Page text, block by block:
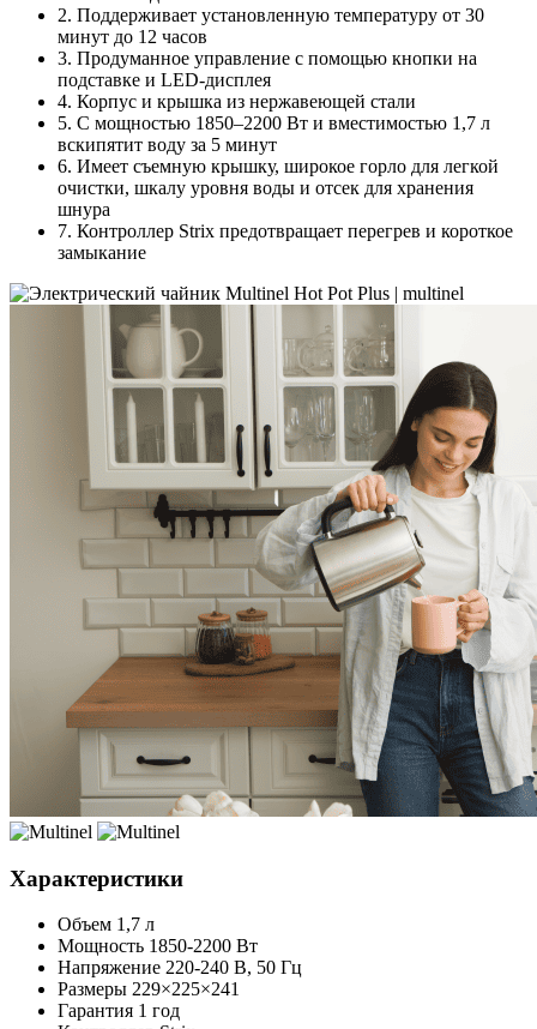
2. Поддерживает установленную температуру от 30
минут до 12 часов
3. Продуманное управление с помощью кнопки на
подставке и LЕD-дисплея
4. Корпус и крышка из нержавеющей стали
5. С мощностью 1850–2200 Вт и вместимостью 1,7 л
вскипятит воду за 5 минут
6. Имеет съемную крышку, широкое горло для легкой
очистки, шкалу уровня воды и отсек для хранения
шнура
7. Контроллер Strix предотвращает перегрев и короткое
замыкание
Характеристики
Объем 1,7 л
Мощность 1850-2200 Вт
Напряжение 220-240 В, 50 Гц
Размеры 229×225×241
Гарантия 1 год